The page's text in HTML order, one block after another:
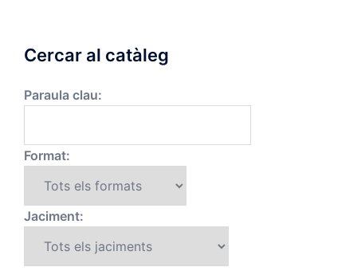
Cercar al catàleg
Paraula clau:
Format:
Jaciment: